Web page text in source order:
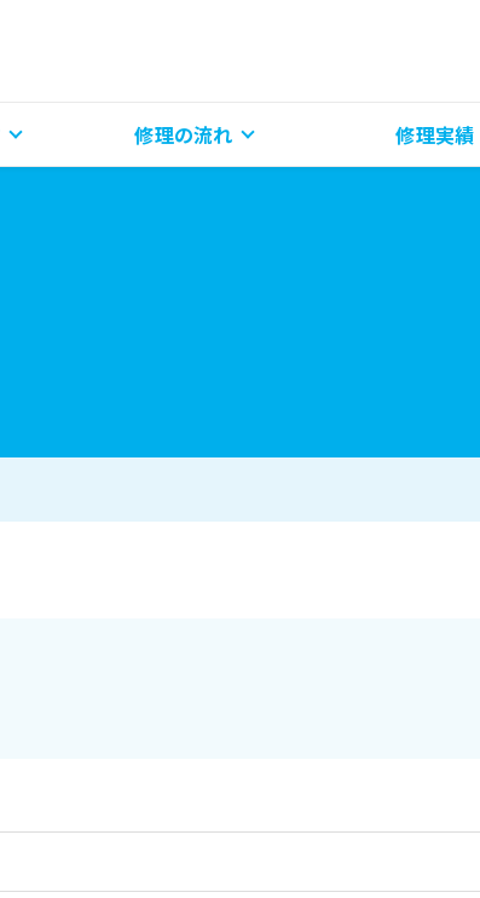
修理の流れ 修理実績